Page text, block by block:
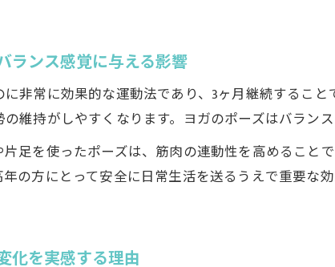
ランス感覚に与える影響
非常に効果的な運動法であり、3ヶ月継続するこ
維持がしやすくなります。ヨガのポーズはバラン
足を使ったポーズは、筋肉の連動性を高めるこ
の方にとって安全に日常生活を送るうえで重要な
化を実感する理由